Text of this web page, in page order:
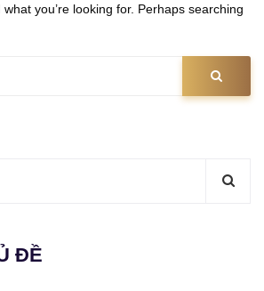
what you’re looking for. Perhaps searching
ĐỀ